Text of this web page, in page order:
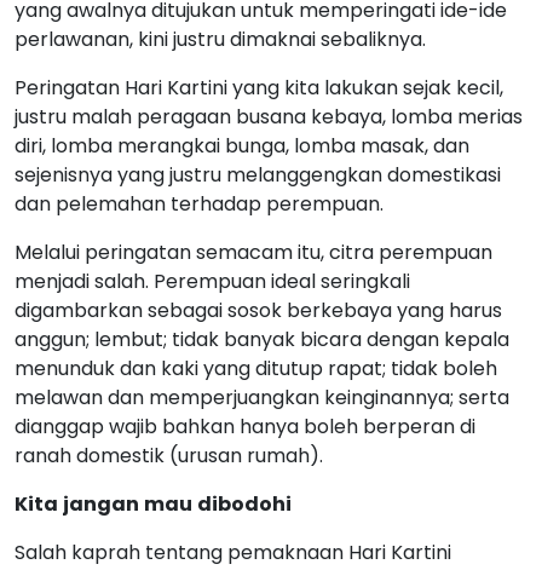
yang awalnya ditujukan untuk memperingati ide-ide
perlawanan, kini justru dimaknai sebaliknya.
Peringatan Hari Kartini yang kita lakukan sejak kecil,
justru malah peragaan busana kebaya, lomba merias
diri, lomba merangkai bunga, lomba masak, dan
sejenisnya yang justru melanggengkan domestikasi
dan pelemahan terhadap perempuan.
Melalui peringatan semacam itu, citra perempuan
menjadi salah. Perempuan ideal seringkali
digambarkan sebagai sosok berkebaya yang harus
anggun; lembut; tidak banyak bicara dengan kepala
menunduk dan kaki yang ditutup rapat; tidak boleh
melawan dan memperjuangkan keinginannya; serta
dianggap wajib bahkan hanya boleh berperan di
ranah domestik (urusan rumah).
Kita jangan mau dibodohi
Salah kaprah tentang pemaknaan Hari Kartini